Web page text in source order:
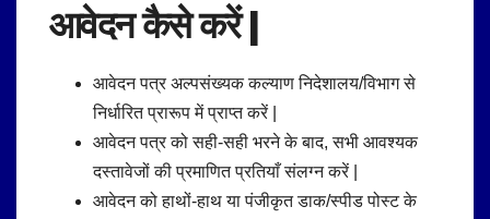
आवेदन कैसे करें |
आवेदन पत्र अल्पसंख्यक कल्याण निदेशालय/विभाग से
निर्धारित प्रारूप में प्राप्त करें |
आवेदन पत्र को सही-सही भरने के बाद, सभी आवश्यक
दस्तावेजों की प्रमाणित प्रतियाँ संलग्न करें |
आवेदन को हाथों-हाथ या पंजीकृत डाक/स्पीड पोस्ट के